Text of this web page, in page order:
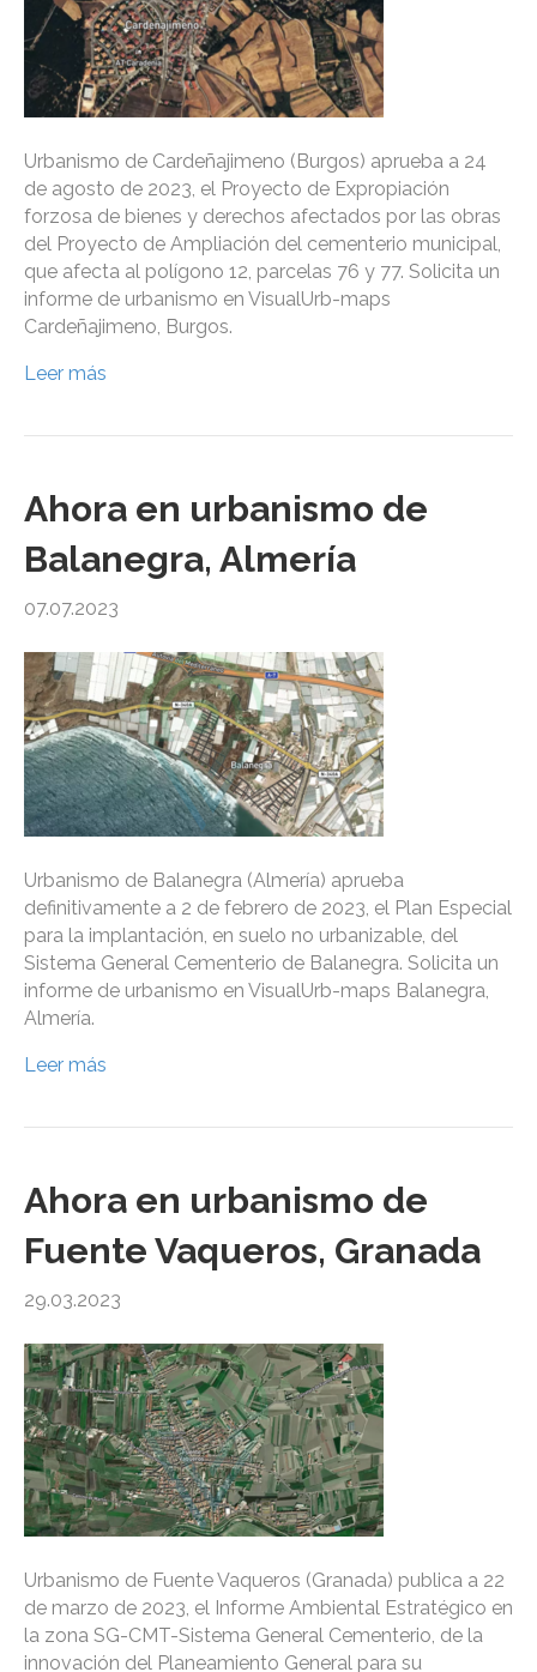
Urbanismo de Cardeñajimeno (Burgos) aprueba a 24
de agosto de 2023, el Proyecto de Expropiación
forzosa de bienes y derechos afectados por las obras
del Proyecto de Ampliación del cementerio municipal,
que afecta al polígono 12, parcelas 76 y 77. Solicita un
informe de urbanismo en VisualUrb-maps
Cardeñajimeno, Burgos.
Leer más
Ahora en urbanismo de
Balanegra, Almería
07.07.2023
Urbanismo de Balanegra (Almería) aprueba
definitivamente a 2 de febrero de 2023, el Plan Especial
para la implantación, en suelo no urbanizable, del
Sistema General Cementerio de Balanegra. Solicita un
informe de urbanismo en VisualUrb-maps Balanegra,
Almería.
Leer más
Ahora en urbanismo de
Fuente Vaqueros, Granada
29.03.2023
Urbanismo de Fuente Vaqueros (Granada) publica a 22
de marzo de 2023, el Informe Ambiental Estratégico en
la zona SG-CMT-Sistema General Cementerio, de la
innovación del Planeamiento General para su